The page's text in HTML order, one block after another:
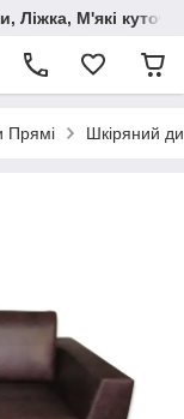
Ліжка, М'які
Прямі Шкіряний